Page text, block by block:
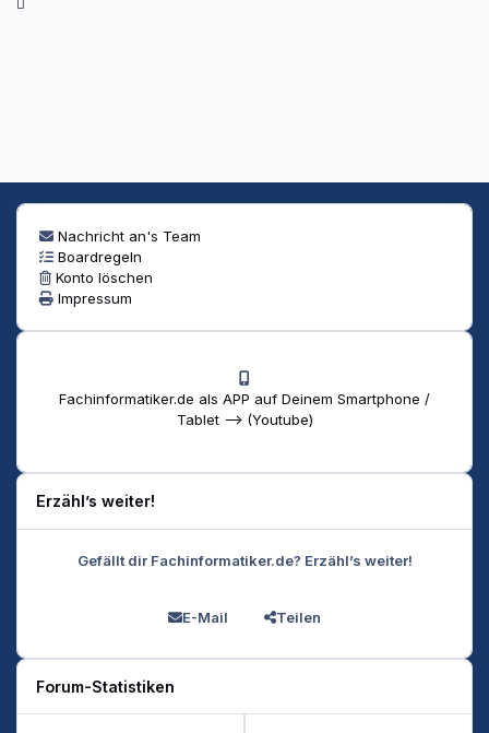
Nachricht an's Team
Boardregeln
Konto löschen
Impressum
Fachinformatiker.de als APP auf Deinem Smartphone /
Tablet --> (Youtube)
Erzähl’s weiter!
Gefällt dir Fachinformatiker.de? Erzähl’s weiter!
E-Mail Teilen
Forum-Statistiken